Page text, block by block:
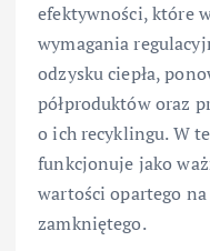
efektywności, które
wymagania
odzysku ciepła,
półproduktów oraz
o ich recyklingu. W
funkcjonuje jako
wartości opartego
zamkniętego.